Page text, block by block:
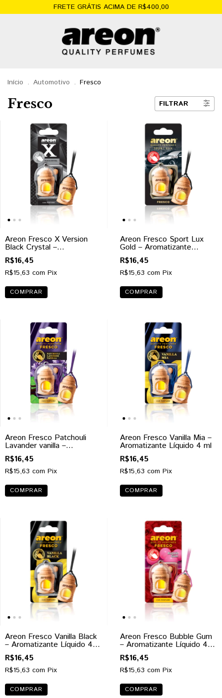
FRETE GRÁTIS ACIMA DE R$400,00
Início . Automotivo . Fresco
Fresco FILTRAR
Areon Fresco X Version
Black Crystal –
Aromatizante Líquido 4 ml
R$16,45
R$15,63 com Pix
Areon Fresco Sport Lux
Gold – Aromatizante
Líquido 4 ml
R$16,45
R$15,63 com Pix
Areon Fresco Patchouli
Lavander vanilla –
Aromatizante Líquido 4 ml
R$16,45
R$15,63 com Pix
Areon Fresco Vanilla Mia –
Aromatizante Líquido 4 ml
R$16,45
R$15,63 com Pix
Areon Fresco Vanilla Black
– Aromatizante Líquido 4
ml
R$16,45
R$15,63 com Pix
Areon Fresco Bubble Gum
– Aromatizante Líquido 4
ml
R$16,45
R$15,63 com Pix